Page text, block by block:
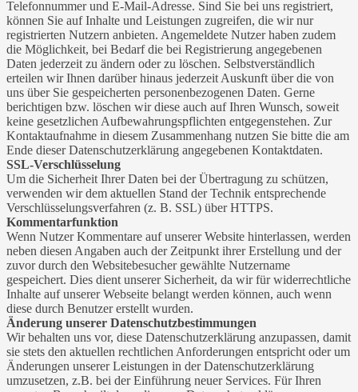
Telefonnummer und E-Mail-Adresse. Sind Sie bei uns registriert,
können Sie auf Inhalte und Leistungen zugreifen, die wir nur
registrierten Nutzern anbieten. Angemeldete Nutzer haben zudem
die Möglichkeit, bei Bedarf die bei Registrierung angegebenen
Daten jederzeit zu ändern oder zu löschen. Selbstverständlich
erteilen wir Ihnen darüber hinaus jederzeit Auskunft über die von
uns über Sie gespeicherten personenbezogenen Daten. Gerne
berichtigen bzw. löschen wir diese auch auf Ihren Wunsch, soweit
keine gesetzlichen Aufbewahrungspflichten entgegenstehen. Zur
Kontaktaufnahme in diesem Zusammenhang nutzen Sie bitte die am
Ende dieser Datenschutzerklärung angegebenen Kontaktdaten.
SSL-Verschlüsselung
Um die Sicherheit Ihrer Daten bei der Übertragung zu schützen,
verwenden wir dem aktuellen Stand der Technik entsprechende
Verschlüsselungsverfahren (z. B. SSL) über HTTPS.
Kommentarfunktion
Wenn Nutzer Kommentare auf unserer Website hinterlassen, werden
neben diesen Angaben auch der Zeitpunkt ihrer Erstellung und der
zuvor durch den Websitebesucher gewählte Nutzername
gespeichert. Dies dient unserer Sicherheit, da wir für widerrechtliche
Inhalte auf unserer Webseite belangt werden können, auch wenn
diese durch Benutzer erstellt wurden.
Änderung unserer Datenschutzbestimmungen
Wir behalten uns vor, diese Datenschutzerklärung anzupassen, damit
sie stets den aktuellen rechtlichen Anforderungen entspricht oder um
Änderungen unserer Leistungen in der Datenschutzerklärung
umzusetzen, z.B. bei der Einführung neuer Services. Für Ihren